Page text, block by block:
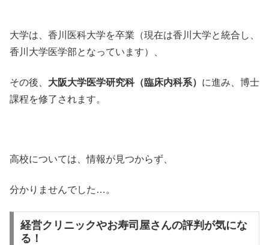
大学は、香川医科大学を卒業（現在は香川大学と統合し、
香川大学医学部となっています）、
その後、 大阪大学医学研究科（臨床内科系） に進み、博士
課程を修了されます。
高校については、情報が見つからず、
分かりませんでした…。
経営クリニックやお寿司屋さんの評判が気にな
る！